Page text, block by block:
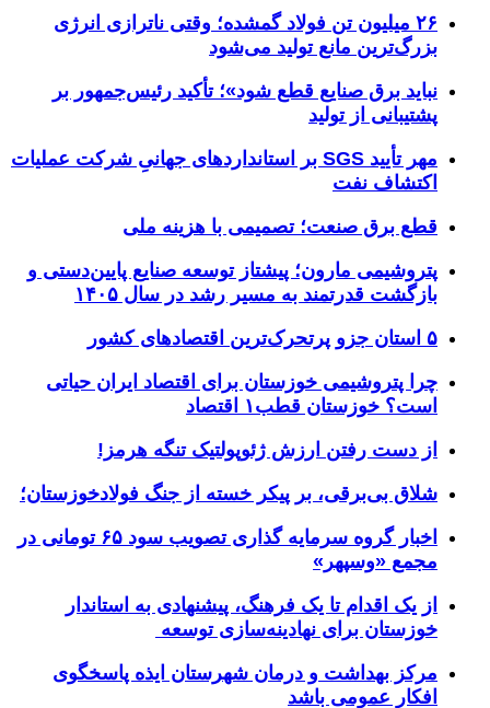
۲۶ میلیون تن فولاد گمشده؛ وقتی ناترازی انرژی
بزرگ‌ترین مانع تولید می‌شود
نباید برق صنایع قطع شود»؛ تأکید رئیس‌جمهور بر
پشتیبانی از تولید
مهر تأیید SGS بر استانداردهای جهانیِ شرکت عملیات
اکتشاف نفت
قطع برق صنعت؛ تصمیمی با هزینه ملی
پتروشیمی مارون؛ پیشتاز توسعه صنایع پایین‌دستی و
بازگشت قدرتمند به مسیر رشد در سال ۱۴۰۵
۵ استان جزو پرتحرک‌ترین اقتصاد‌های کشور
چرا پتروشیمی خوزستان برای اقتصاد ایران حیاتی
است؟ خوزستان قطب۱ اقتصاد
از دست رفتن ارزش ژئوپولتیک تنگه هرمز!
شلاق‌ بی‌برقی، بر پیکر خسته‌ از جنگ فولادخوزستان؛
اخبار گروه سرمایه گذاری تصویب سود ۶۵ تومانی در
مجمع «وسپهر»
از یک اقدام تا یک فرهنگ، پیشنهادی به استاندار
خوزستان برای نهادینه‌سازی توسعه
مرکز بهداشت و درمان شهرستان ایذه پاسخگوی
افکار عمومی باشد